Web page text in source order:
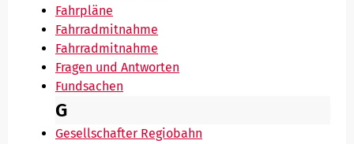
Fahrpläne
Fahrradmitnahme
Fahrradmitnahme
Fragen und Antworten
Fundsachen
G
Gesellschafter Regiobahn